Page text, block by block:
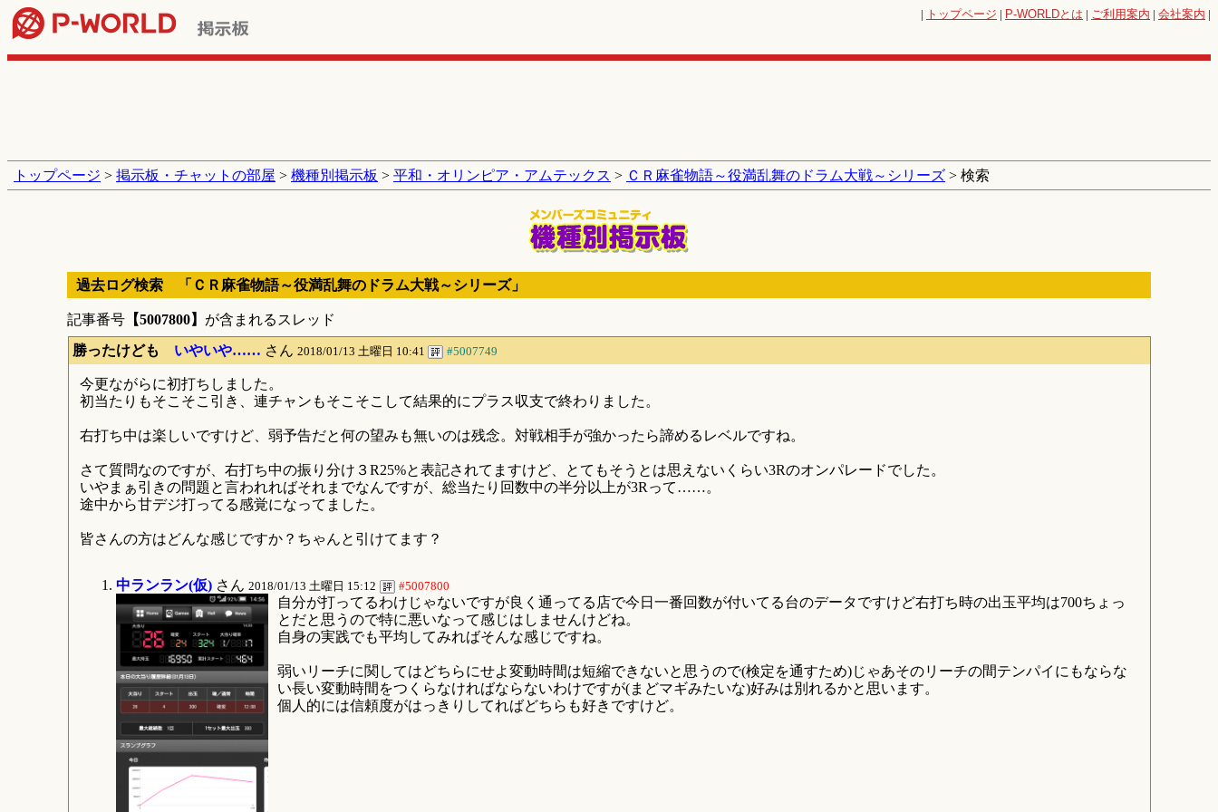
| トップページ | P-WORLDとは | ご利用案内 | 会社案内 |
トップページ > 掲示板・チャットの部屋 > 機種別掲示板 > 平和・オリンピア・アムテックス > ＣＲ麻雀物語～役満乱舞のドラム大戦～シリーズ > 検索
過去ログ検索 「ＣＲ麻雀物語～役満乱舞のドラム大戦～シリーズ」
記事番号 【5007800】 が含まれるスレッド
勝ったけども いやいや…… さん 2018/01/13 土曜日 10:41 #5007749
今更ながらに初打ちしました。
初当たりもそこそこ引き、連チャンもそこそこして結果的にプラス収支で終わりました。
右打ち中は楽しいですけど、弱予告だと何の望みも無いのは残念。対戦相手が強かったら諦めるレベルですね。
さて質問なのですが、右打ち中の振り分け３R25%と表記されてますけど、とてもそうとは思えないくらい3Rのオンパレードでした。
いやまぁ引きの問題と言われればそれまでなんですが、総当たり回数中の半分以上が3Rって……。
途中から甘デジ打ってる感覚になってました。
皆さんの方はどんな感じですか？ちゃんと引けてます？
中ランラン(仮)さん 2018/01/13 土曜日 15:12 #5007800
自分が打ってるわけじゃないですが良く通ってる店で今日一番回数が付いてる台のデータですけど右打ち時の出玉平均は700ちょっ
とだと思うので特に悪いなって感じはしませんけどね。
自身の実践でも平均してみればそんな感じですね。
弱いリーチに関してはどちらにせよ変動時間は短縮できないと思うので(検定を通すため)じゃあそのリーチの間テンパイにもならな
い長い変動時間をつくらなければならないわけですが(まどマギみたいな)好みは別れるかと思います。
個人的には信頼度がはっきりしてればどちらも好きですけど。